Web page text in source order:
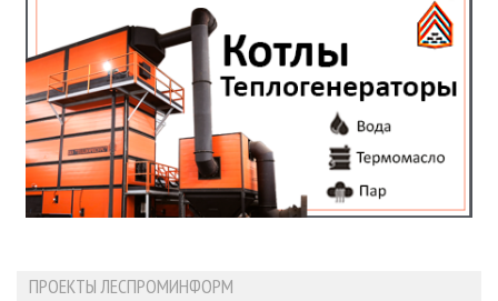
ПРОЕКТЫ ЛЕСПРОМИНФОРМ